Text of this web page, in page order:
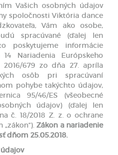
Vašich osobných údajov
spoločnosti Viktória dance
Vám ako osobe,
spracúvané (ďalej len
poskytujeme informácie
Nariadenia Európskeho
679 zo dňa 27. apríla
osôb pri spracúvaní
pohybe takýchto údajov,
95/46/ES (všeobecné
údajov) (ďalej len
č. 18/2018 Z. z. o ochrane
„zákon“).Zákon a nariadenie
dňom 25.05.2018.